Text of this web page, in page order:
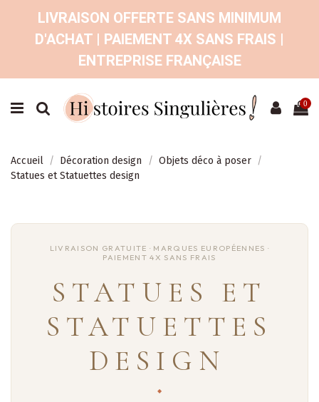
LIVRAISON OFFERTE SANS MINIMUM
D'ACHAT | PAIEMENT 4X SANS FRAIS |
ENTREPRISE FRANÇAISE
0
Accueil Décoration design
Objets déco à poser
Statues et Statuettes design
STATUES ET
STATUETTES
DESIGN